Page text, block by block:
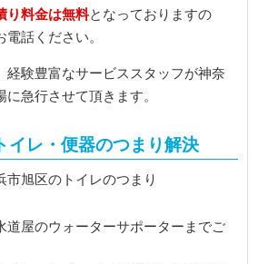
り料金は無料となっておりますの
話ください。
経験豊富なサービススタッフが神奈
に急行させて頂きます。
イレ・便器のつまり解決
道屋のウォーターサポーターまでご